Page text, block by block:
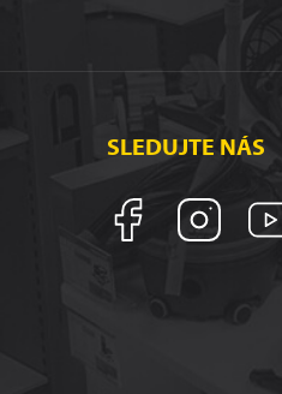
SLEDUJTE NÁS